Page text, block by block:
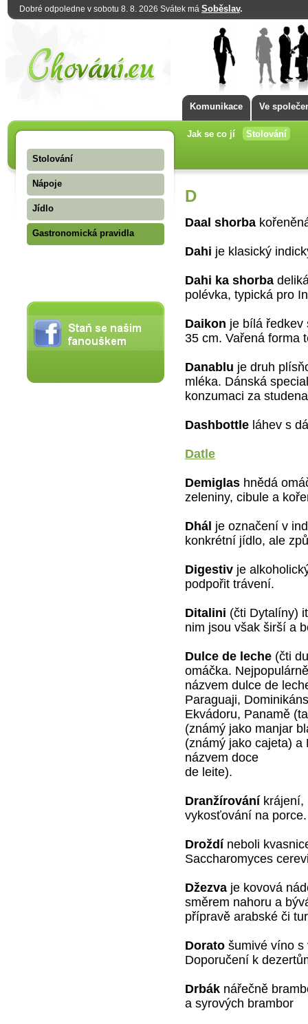
Dobré odpoledne v sobotu 8. 8. 2026 Svátek má Soběslav.
Komunikace Ve
Jak se co jí Stolování
Stolování
Nápoje
Jídlo
Gastronomická pravidla
D
Daal shorba
Dahi je klasický
Dahi ka shorba
polévka, typická pro
Daikon je bílá ředkev
35 cm. Vařená forma
Danablu je druh
mléka. Dánská
konzumaci za
Dashbottle láhev s
Datle
Demiglas hnědá
zeleniny, cibule a
Dhál je označení v
konkrétní jídlo, ale
Digestiv je
podpořit trávení.
Ditalini (čti Dytalíny)
nim jsou však širší a
Dulce de leche (čti
omáčka.
názvem dulce de
Paraguaji,
Ekvádoru, Panamě
(známý jako manjar
(známý jako cajeta)
názvem doce
de leite).
Dranžírováníkrájení,
vykosťování na porce.
Droždíneboli
Saccharomyces
Džezva je kovová
směrem nahoru a
přípravě arabské či
Dorato šumivé víno s
Doporučení k
Drbák nářečně
a syrových brambor